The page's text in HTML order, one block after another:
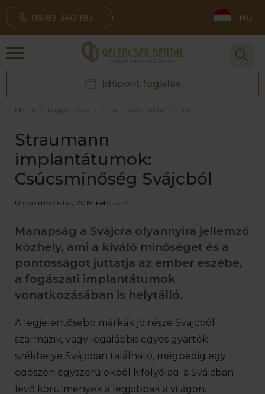
06 83 340 183 HU
Időpont foglalás
Home › Fogpótlások › Straumann implantátum
Straumann
implantátumok:
Csúcsminőség Svájcból
Utolsó módosítás: 2019. Február 4.
Manapság a Svájcra olyannyira jellemző
közhely, ami a kiváló minőséget és a
pontosságot juttatja az ember eszébe,
a fogászati implantátumok
vonatkozásában is helytálló.
A legjelentősebb márkák jó része Svájcból
származik, vagy legalábbis egyes gyártók
székhelye Svájcban található, mégpedig egy
egészen egyszerű okból kifolyólag: a Svájcban
lévő körülmények a legjobbak a világon.